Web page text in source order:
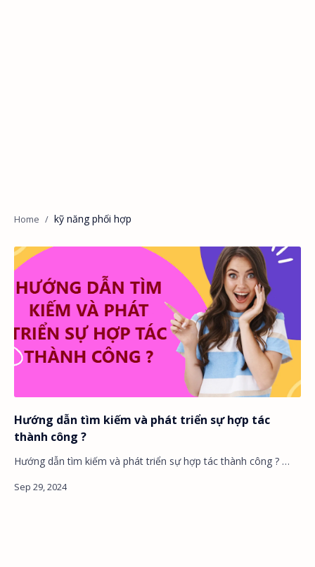
kỹ năng phối hợp
Hướng dẫn tìm kiếm và phát triển sự hợp tác
thành công ?
Hướng dẫn tìm kiếm và phát triển sự hợp tác thành công ? …